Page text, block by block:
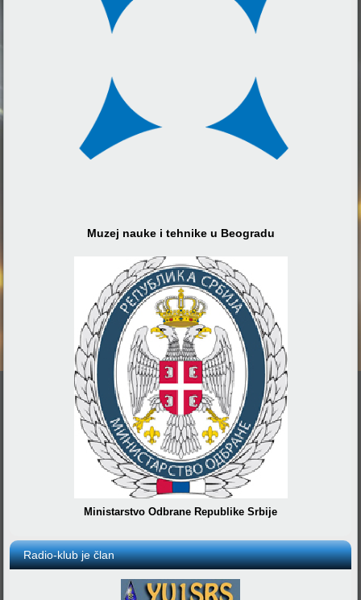
Muzej nauke i tehnike u Beogradu
Ministarstvo Odbrane Republike Srbije
Radio-klub je član